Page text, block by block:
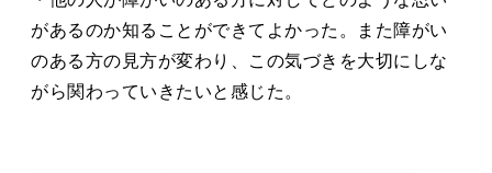
があるのか知ることができてよかった。また障がい
のある方の見方が変わり、この気づきを大切にしな
がら関わっていきたいと感じた。